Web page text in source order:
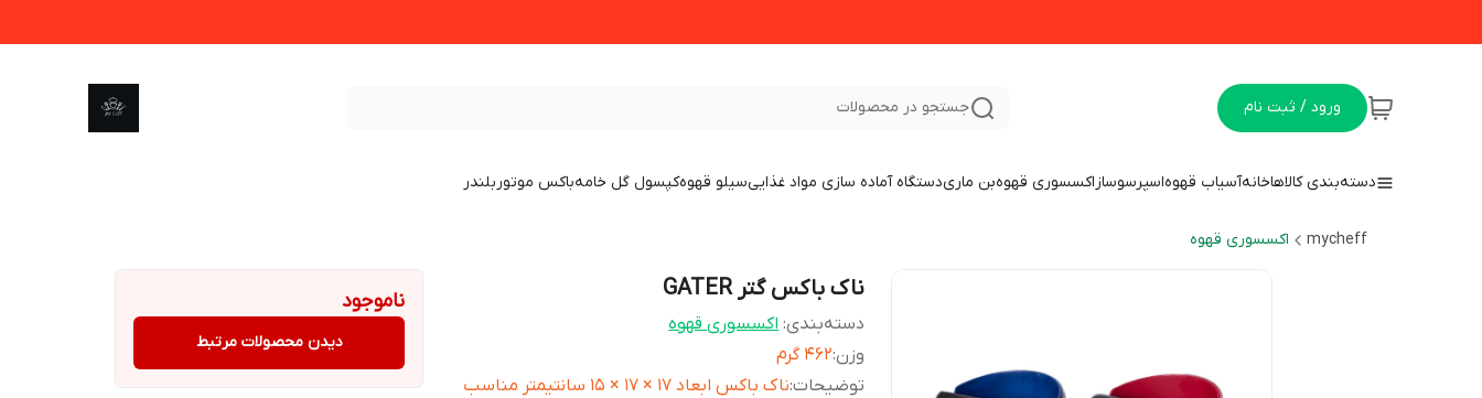
ورود / ثبت نام جستجو در محصولات
دسته‌بندی کالاهاخانهآسیاب قهوهاسپرسوسازاکسسوری قهوهبن ماریدستگاه آماده سازی مواد غذاییسیلو قهوهکپسول گل خامهباکس موتوربلندر
mycheff اکسسوری قهوه
ناک باکس گتر GATER
دسته‌بندی:اکسسوری قهوه
وزن:۴۶۲ گرم
توضیحات:
ناک باکس ابعاد ۱۷ × ۱۷ × ۱۵ سانتیمتر مناسب
ناموجود
دیدن محصولات مرتبط